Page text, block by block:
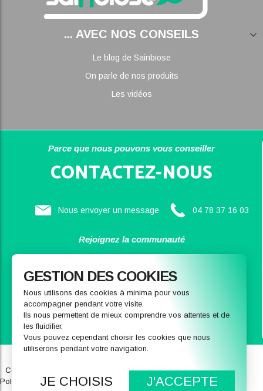
... AVEC NOS CONSEILS
Le blog de Sainbiose
On parle de nos produits
Les vidéos
Parce que nous pouvons vous conseiller
CONTACTEZ-NOUS
Nous envoyer un message 04 78 37 16 03
Rejoignez la communauté
SAINBIOSE
Conditions générales de ventes
FAQ
Politique de données personnelles
Recrutement
GESTION DES COOKIES
Nous utilisons des cookies à minima pour vous
accompagner pendant votre visite.
Ils nous permettent de mieux comprendre vos attentes et de
les fluidifier.
Vous pouvez cependant choisir les cookies que nous
utiliserons pendant votre navigation.
JE CHOISIS J'ACCEPTE